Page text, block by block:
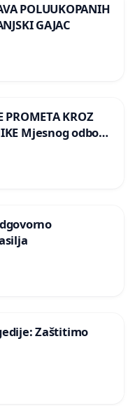
POLUUKOPANIH
GAJAC
PROMETA KROZ
Mjesnog odbora
Zaštitimo